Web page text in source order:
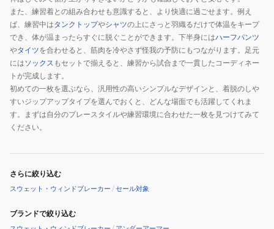
また、練習着との組み合わせも意識すると、より快適に過ごせます。例え
ば、練習中はタンクトップやシャツの上にさっと羽織るだけで体温をキープ
でき、体が温まったらすぐに脱ぐことができます。下半身にはハーフパンツ
やタイツを合わせると、筋肉を冷やさず怪我の予防にもつながります。足元
にはソックス もセットで揃えると、練習から試合まで一貫したコーディネー
トが完成します。
初めての一枚を選ぶなら、汎用性の高いシンプルなデザインと、着脱のしや
すいジップアップタイプを選んでおくと、どんな場面でも活躍してくれま
す。まずは自分のプレースタイルや練習環境に合わせた一枚を見つけてみて
ください。
さらに絞り込む
スウェット・ウィンドブレーカー /セール対象
ブランドで絞り込む